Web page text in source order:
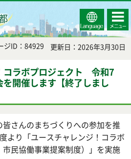
Select
Language
コンテ
ンツメ
ニュー
ジID：84929 更新日：2026年3月30日
コラボプロジェクト 令和7
開催します【終了しまし
さんのまちづくりへの参加を推
より「ユースチャレンジ！コラボ
民協働事業提案制度）」を実施